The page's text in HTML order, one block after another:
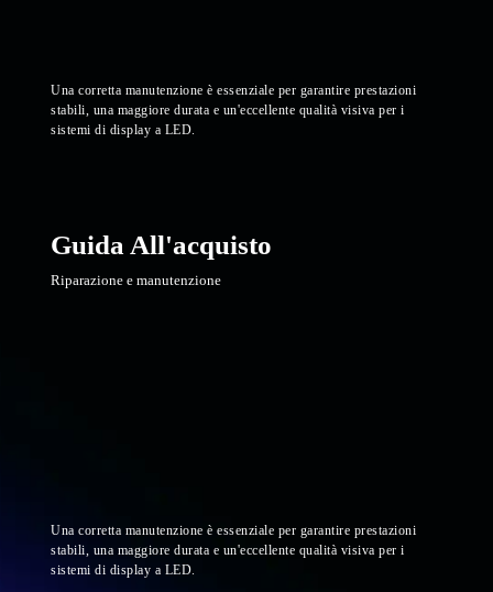
Una corretta manutenzione è essenziale per garantire prestazioni
stabili, una maggiore durata e un'eccellente qualità visiva per i
sistemi di display a LED.
Guida All'acquisto
Riparazione e manutenzione
Una corretta manutenzione è essenziale per garantire prestazioni
stabili, una maggiore durata e un'eccellente qualità visiva per i
sistemi di display a LED.